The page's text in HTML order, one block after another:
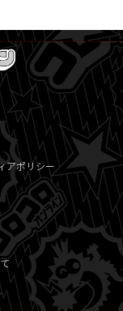
アポリシー